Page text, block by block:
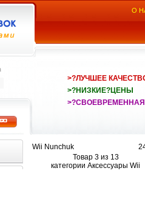
О
>?ЛУЧШЕЕ
>?НИЗКИЕ?ЦЕНЫ
Wii Nunchuk
Товар 3 из 13
категории Аксессуары Wii